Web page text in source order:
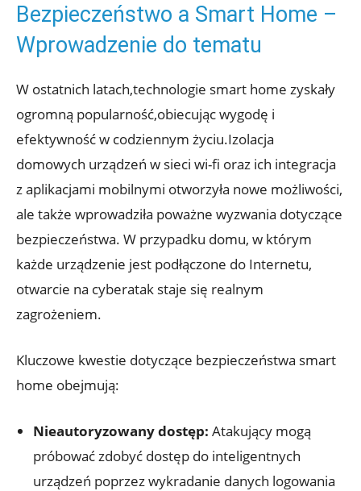
Bezpieczeństwo a Smart Home –
Wprowadzenie do ​tematu
W ostatnich latach,technologie ‌smart home zyskały
ogromną popularność,obiecując wygodę ‍i⁢
efektywność w ⁢codziennym życiu.Izolacja‌
domowych urządzeń w sieci wi-fi oraz ich integracja
z aplikacjami mobilnymi otworzyła nowe możliwości,
ale także wprowadziła poważne wyzwania⁤ dotyczące
bezpieczeństwa. W przypadku domu, w którym
każde⁣ urządzenie jest podłączone do Internetu,
otwarcie na cyberatak staje się realnym
zagrożeniem.
Kluczowe kwestie dotyczące bezpieczeństwa smart
home obejmują:
Nieautoryzowany ⁤dostęp: ⁤Atakujący mogą‌
próbować zdobyć ⁢dostęp do inteligentnych
urządzeń‌ poprzez wykradanie danych logowania